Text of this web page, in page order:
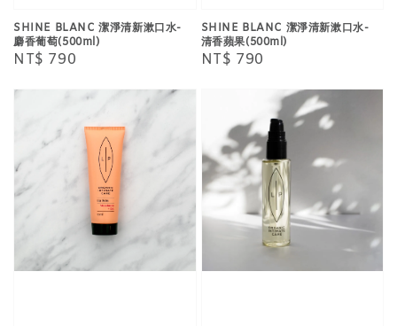
SHINE BLANC 潔淨清新漱口水-
麝香葡萄(500ml)
Regular
NT$ 790
SHINE BLANC 潔淨清新漱口水-
清香蘋果(500ml)
Regular
NT$ 790